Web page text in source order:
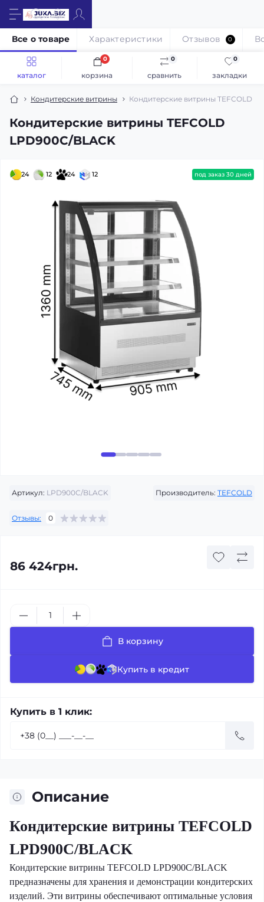
каталог сравнить
0
закладки
0
корзина
0
Кондитерские витрины Кондитерские витрины TEFCOLD
Кондитерские витрины TEFCOLD
LPD900C/BLACK
Все о товаре Характеристики Отзывов 0
24 12 24 12 под заказ 30 дней
Артикул: LPD900C/BLACK Производитель: TEFCOLD
Отзывы: 0
86 424грн.
В корзину
Купить в кредит
Купить в 1 клик:
Описание
Кондитерские витрины TEFCOLD
LPD900C/BLACK
Кондитерские витрины TEFCOLD LPD900C/BLACK
предназначены для хранения и демонстрации кондитерских
изделий. Эти витрины обеспечивают оптимальные условия